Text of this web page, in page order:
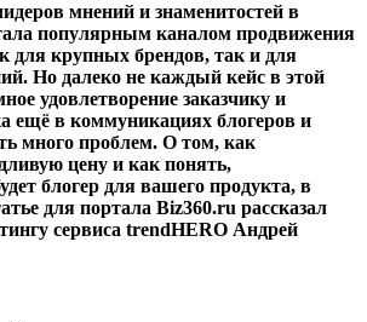
мнений и знаменитостей в
популярным каналом продвижения
для крупных брендов, так и для
Но далеко не каждый кейс в этой
удовлетворение заказчику и
ещё в коммуникациях блогеров и
много проблем. О том, как
цену и как понять,
блогер для вашего продукта, в
для портала Biz360.ru рассказал
сервиса trendHERO Андрей